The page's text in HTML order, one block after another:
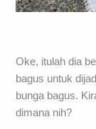
Oke, itulah dia
bagus untuk
bunga bagus.
dimana nih?